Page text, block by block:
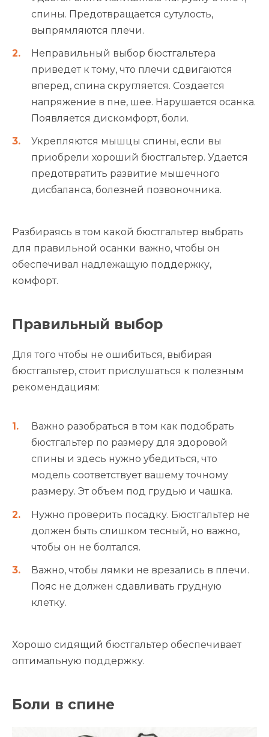
спины. Предотвращается сутулость,
выпрямляются плечи.
Неправильный выбор бюстгальтера
приведет к тому, что плечи сдвигаются
вперед, спина скругляется. Создается
напряжение в пне, шее. Нарушается осанка.
Появляется дискомфорт, боли.
Укрепляются мышцы спины, если вы
приобрели хороший бюстгальтер. Удается
предотвратить развитие мышечного
дисбаланса, болезней позвоночника.
Разбираясь в том какой бюстгальтер выбрать
для правильной осанки важно, чтобы он
обеспечивал надлежащую поддержку,
комфорт.
Правильный выбор
Для того чтобы не ошибиться, выбирая
бюстгальтер, стоит прислушаться к полезным
рекомендациям:
Важно разобраться в том как подобрать
бюстгальтер по размеру для здоровой
спины и здесь нужно убедиться, что
модель соответствует вашему точному
размеру. Эт объем под грудью и чашка.
Нужно проверить посадку. Бюстгальтер не
должен быть слишком тесный, но важно,
чтобы он не болтался.
Важно, чтобы лямки не врезались в плечи.
Пояс не должен сдавливать грудную
клетку.
Хорошо сидящий бюстгальтер обеспечивает
оптимальную поддержку.
Боли в спине